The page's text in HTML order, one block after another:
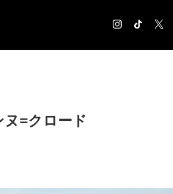
展覧会情報
ヌ=クロード